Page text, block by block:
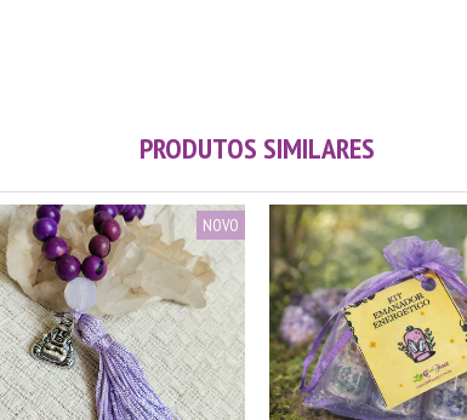
PRODUTOS SIMILARES
NOVO